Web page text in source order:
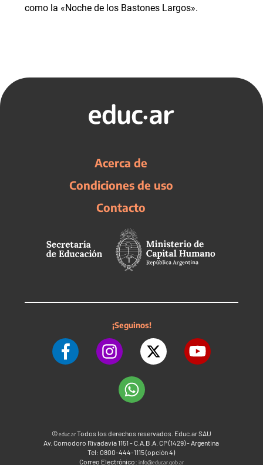
como la «Noche de los Bastones Largos».
Acerca de
Condiciones de uso
Contacto
¡Seguinos!
©educ.arTodos los derechos reservados. Educ.ar SAU
Av. Comodoro Rivadavia 1151 - C.A.B.A. CP (1429) - Argentina
Tel: 0800-444-1115 (opción 4)
Correo Electrónico: info@educar.gob.ar